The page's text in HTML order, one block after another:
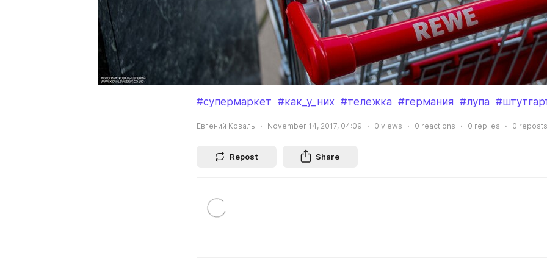
#супермаркет #как_у_них #тележка #германия #лупа
Евгений Коваль November 14, 2017, 04:09 0 views 0 reactions 0 replies 0 reposts
Repost Share